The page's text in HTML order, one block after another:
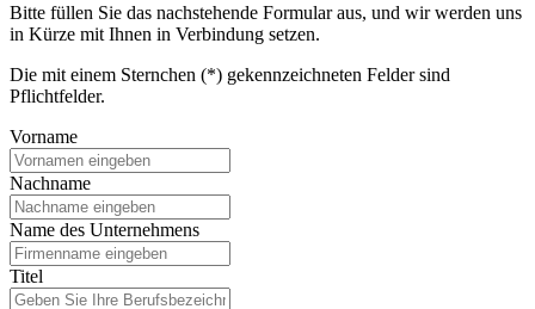
Bitte füllen Sie das nachstehende Formular aus, und wir werden uns
in Kürze mit Ihnen in Verbindung setzen.
Die mit einem Sternchen (*) gekennzeichneten Felder sind
Pflichtfelder.
Vorname
Nachname
Name des Unternehmens
Titel